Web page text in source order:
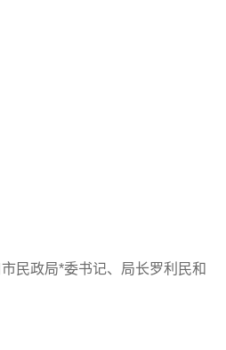
民政局*委书记、局长罗利民和